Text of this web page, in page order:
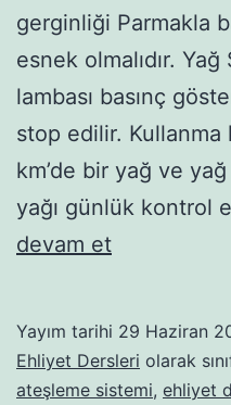
gerginliği Parmakla
esnek olmalıdır.
lambası basınç
stop edilir. Kullanma
km’de bir yağ ve
yağı günlük kontrol
devam etMotor
Konu
anlatımı
Yayım tarihi 29 Haziran
Ehliyet Dersleri olarak
ateşleme sistemi, ehliyet